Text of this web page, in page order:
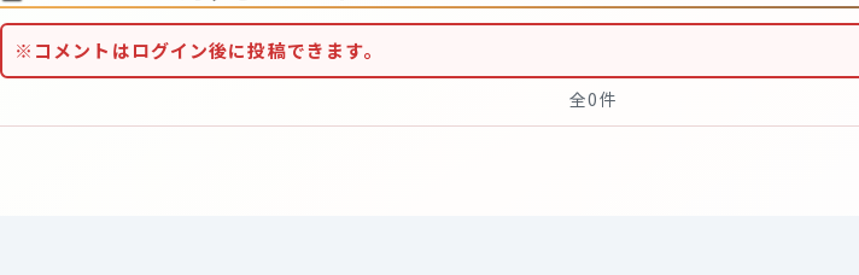
※コメントはログイン後に投稿できます。
全0件